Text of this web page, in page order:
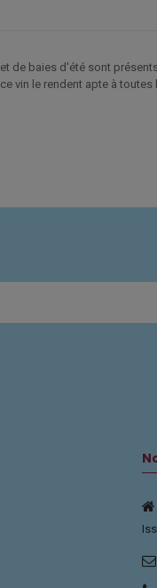
de baies d'été sont
vin le rendent apte à